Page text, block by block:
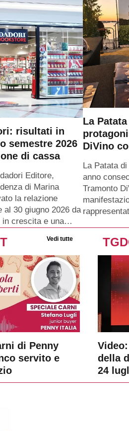
risultati in
semestre 2026
di cassa
Editore,
di Marina
la relazione
al 30 giugno 2026 da
in crescita e una…
La
DiVino
La Patata
anno
Tramonto
Vedi tutte
di Penny
servito e
della
24